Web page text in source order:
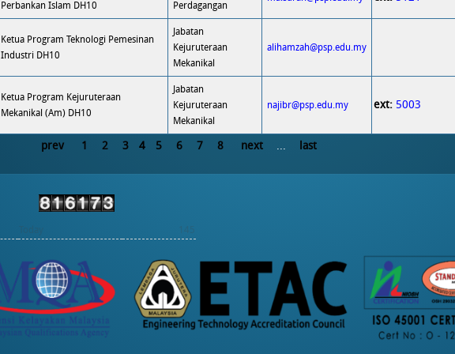
Perbankan Islam DH10 Perdagangan
Ketua Program Teknologi Pemesinan
Industri DH10
Jabatan
Kejuruteraan
Mekanikal
alihamzah@psp.edu.my
Ketua Program Kejuruteraan
Mekanikal (Am) DH10
Jabatan
Kejuruteraan
Mekanikal
najibr@psp.edu.my ext: 5003
prev 1 2 3 4 5 6 7 8 next ... last